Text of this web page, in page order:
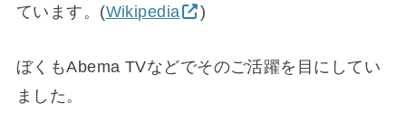
ています。(Wikipedia )
ぼくもAbema TVなどでそのご活躍を目にしてい
ました。